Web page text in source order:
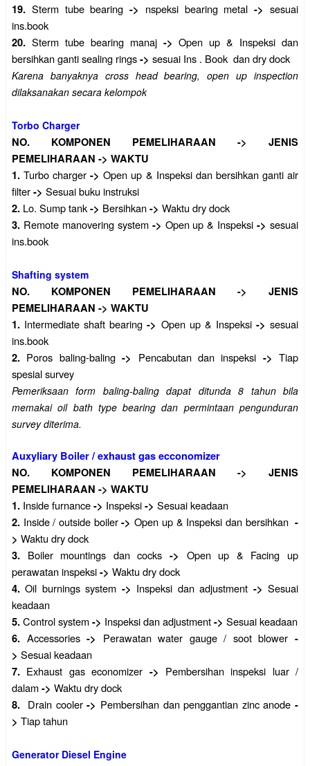
19. Sterm tube bearing -> nspeksi bearing metal ->sesuai
ins.book
20. Sterm tube bearing manaj ->Open up & Inspeksi dan
bersihkan ganti sealing rings-> sesuai Ins . Book dan dry dock
Karena banyaknya cross head bearing, open up inspection
dilaksanakan secara kelompok
Torbo Charger
NO. KOMPONEN PEMELIHARAAN ->
JENIS
PEMELIHARAAN -> WAKTU
1.Turbo charger->Open up & Inspeksi dan bersihkan ganti air
filter-> Sesuai buku instruksi
2. Lo. Sump tank-> Bersihkan-> Waktu dry dock
3. Remote manovering system -> Open up & Inspeksi ->sesuai
ins.book
Shafting system
NO. KOMPONEN PEMELIHARAAN ->
JENIS
PEMELIHARAAN -> WAKTU
1. Intermediate shaft bearing -> Open up & Inspeksi ->sesuai
ins.book
2. Poros baling-baling -> Pencabutan dan inspeksi -> Tiap
spesial survey
Pemeriksaan form baling-baling dapat ditunda 8 tahun bila
memakai oil bath type bearing dan permintaan pengunduran
survey diterima.
Auxyliary Boiler / exhaust gas ecconomizer
NO. KOMPONEN PEMELIHARAAN ->
JENIS
PEMELIHARAAN -> WAKTU
1. Inside furnance-> Inspeksi-> Sesuai keadaan
2. Inside / outside boiler ->Open up & Inspeksi dan bersihkan -
> Waktu dry dock
3. Boiler mountings dan cocks -> Open up & Facing up
perawatan inspeksi-> Waktu dry dock
4.Oil burnings system -> Inspeksi dan adjustment ->Sesuai
keadaan
5.Control system-> Inspeksi dan adjustment-> Sesuai keadaan
6. Accessories -> Perawatan water gauge / soot blower -
> Sesuai keadaan
7. Exhaust gas economizer -> Pembersihan inspeksi luar /
dalam-> Waktu dry dock
8. Drain cooler-> Pembersihan dan penggantian zinc anode -
> Tiap tahun
Generator Diesel Engine